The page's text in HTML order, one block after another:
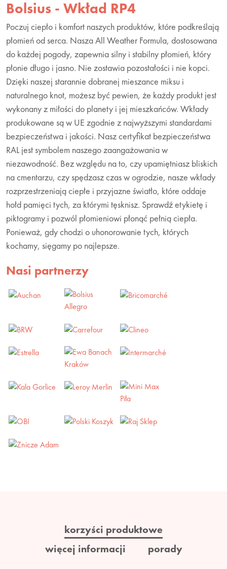
Bolsius - Wkład RP4
Poczuj ciepło i komfort naszych produktów, które podkreślają
płomień od serca. Nasza All Weather Formula, dostosowana
do każdej pogody, zapewnia silny i stabilny płomień, który
płonie długo i jasno. Nie zostawia pozostałości i nie kopci.
Dzięki naszej starannie dobranej mieszance miksu i
naturalnego knot, możesz być pewien, że każdy produkt jest
wykonany z miłości do planety i jej mieszkańców. Wkłady
produkowane są w UE zgodnie z najwyższymi standardami
bezpieczeństwa i jakości. Nasz certyfikat bezpieczeństwa
RAL jest symbolem naszego zaangażowania w
niezawodność. Bez względu na to, czy upamiętniasz bliskich
na cmentarzu, czy spędzasz czas w ogrodzie, nasze wkłady
rozprzestrzeniają ciepłe i przyjazne światło, które oddaje
hołd pamięci tych, za którymi tęsknisz. Sprawdź etykietę i
piktogramy i pozwól płomieniowi płonąć pełnią ciepła.
Ponieważ, gdy chodzi o uhonorowanie tych, których
kochamy, sięgamy po najlepsze.
Nasi partnerzy
korzyści produktowe
więcej informacji
porady